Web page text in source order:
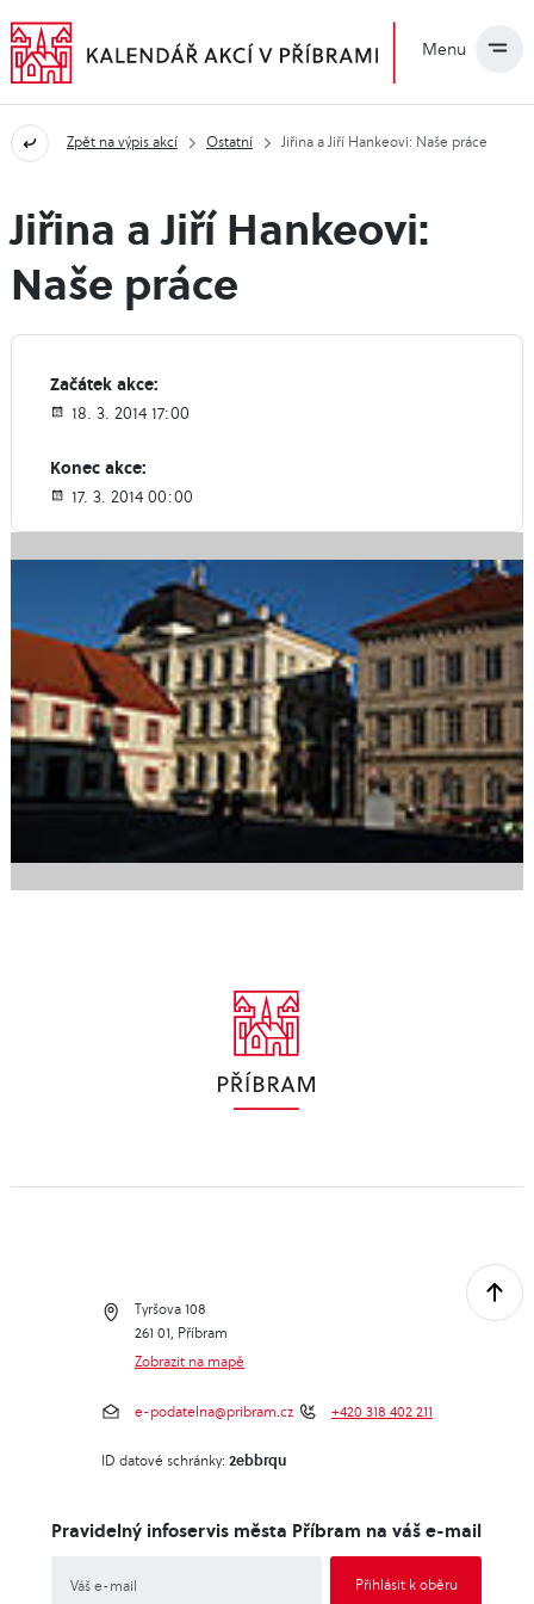
Menu
Zpět na výpis akcí Ostatní Jiřina a Jiří Hankeovi: Naše práce
Jiřina a Jiří Hankeovi:
Naše práce
Začátek akce:
18. 3. 2014 17:00
Konec akce:
17. 3. 2014 00:00
Tyršova 108
261 01, Příbram
Zobrazit na mapě
e-podatelna@pribram.cz +420 318 402 211
ID datové schránky: 2ebbrqu
Pravidelný infoservis města Příbram na váš e-mail